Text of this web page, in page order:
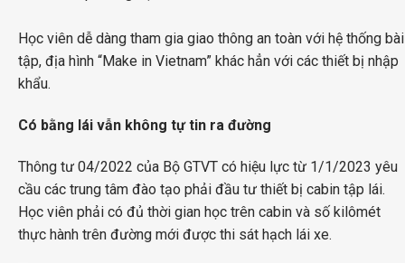
Học viên dễ dàng tham gia giao thông an toàn với hệ thống bài
tập, địa hình “Make in Vietnam” khác hẳn với các thiết bị nhập
khẩu.
Có bằng lái vẫn không tự tin ra đường
Thông tư 04/2022 của Bộ GTVT có hiệu lực từ 1/1/2023 yêu
cầu các trung tâm đào tạo phải đầu tư thiết bị cabin tập lái.
Học viên phải có đủ thời gian học trên cabin và số kilômét
thực hành trên đường mới được thi sát hạch lái xe.